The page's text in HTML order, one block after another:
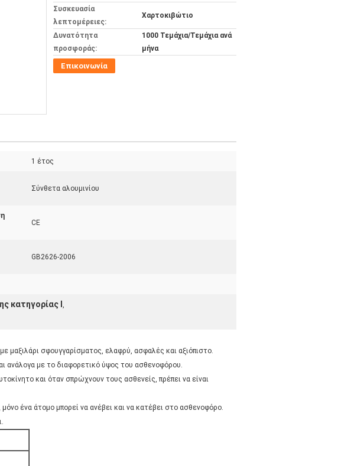
Συσκευασία
λεπτομέρειες:
Χαρτοκιβώτιο
Δυνατότητα
προσφοράς:
1000 Τεμάχια/Τεμάχια ανά
μήνα
Επικοινωνία
1 έτος
Σύνθετα αλουμινίου
CE
GB2626-2006
κατηγορίας Ι ,
μαξιλάρι σφουγγαρίσματος, ελαφρύ, ασφαλές και αξιόπιστο.
ανάλογα με το διαφορετικό ύψος του ασθενοφόρου.
και όταν σπρώχνουν τους ασθενείς, πρέπει να είναι
ένα άτομο μπορεί να ανέβει και να κατέβει στο ασθενοφόρο.